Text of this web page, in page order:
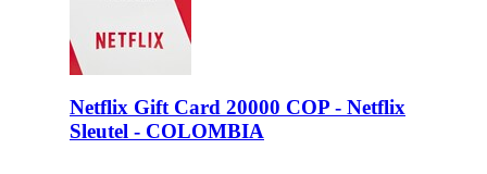
Netflix Gift Card 20000 COP - Netflix
Sleutel - COLOMBIA